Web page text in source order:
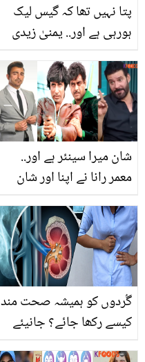
پتا نہیں تھا کہ گیس لیک
ہورہی ہے اور.. یمنیٰ زیدی
کس حال میں ہیں؟
شان میرا سینئر ہے اور..
معمر رانا نے اپنا اور شان
سنہا اور امیتابھ سے کرڈالا!
دیکھیں
گُردوں کو ہمیشہ صحت مند
کیسے رکھا جائے؟ جانیئے